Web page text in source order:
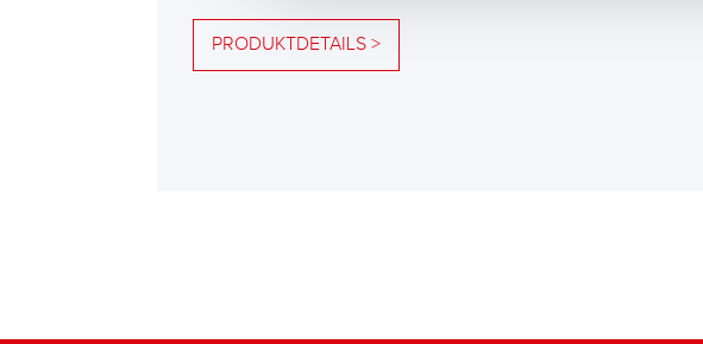
PRODUKTDETAILS >